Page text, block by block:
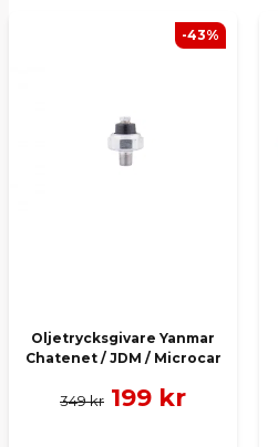
Oljetrycksgivare Yanmar
Chatenet / JDM / Microcar
349 kr 199 kr
-43%